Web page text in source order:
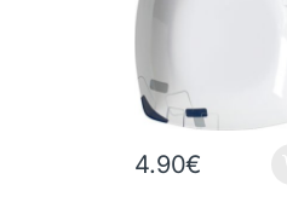
4.90€